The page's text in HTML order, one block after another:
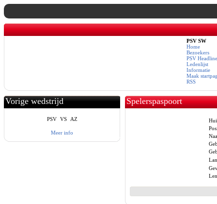
PSV SW
Home
Bezoekers
PSV
Ledenlijst
Informatie
Maak
RSS
Vorige wedstrijd
PSV VS AZ
Meer info
Spelerspaspoort